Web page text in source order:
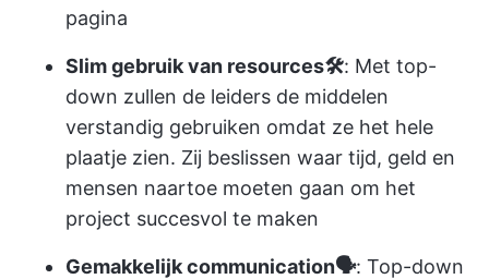
pagina
Slim gebruik van resources🛠️: Met top-
down zullen de leiders de middelen
verstandig gebruiken omdat ze het hele
plaatje zien. Zij beslissen waar tijd, geld en
mensen naartoe moeten gaan om het
project succesvol te maken
Gemakkelijk communication🗣️: Top-down